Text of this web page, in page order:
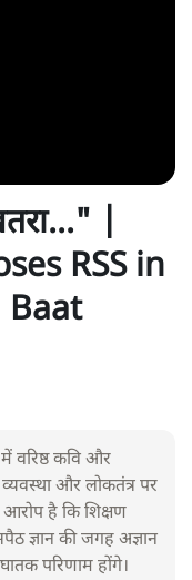
|
RSS in
Baat
वरिष्ठ कवि और
और लोकतंत्र पर
है कि शिक्षण
ज्ञान की जगह अज्ञान
परिणाम होंगे।